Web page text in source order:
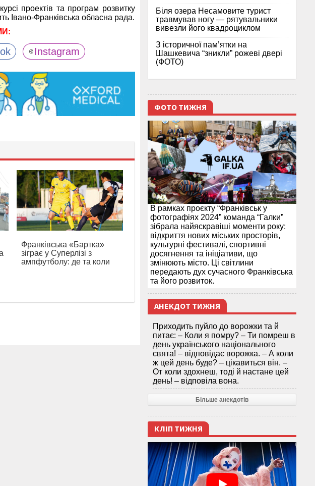
проектів та програм розвитку
Івано-Франківська обласна рада.
Instagram
Франківська «Бартка»
зіграє у Суперлізі з
ампфутболу: де та коли
Біля озера Несамовите турист
травмував ногу — рятувальники
вивезли його квадроциклом
З історичної памʼятки на
Шашкевича “зникли” рожеві двері
(ФОТО)
ФОТО ТИЖНЯ
В рамках проєкту “Франківськ у
фотографіях 2024” команда “Галки”
зібрала найяскравіші моменти року:
відкриття нових міських просторів,
культурні фестивалі, спортивні
досягнення та ініціативи, що
змінюють місто. Ці світлини
передають дух сучасного Франківська
та його розвиток.
АНЕКДОТ ТИЖНЯ
Приходить пуйло до ворожки та й
питає: – Коли я помру? – Ти помреш в
день українського національного
свята! – відповідає ворожка. – А коли
ж цей день буде? – цікавиться він. –
От коли здохнеш, тоді й настане цей
день! – відповіла вона.
Більше анекдотів
КЛІП ТИЖНЯ